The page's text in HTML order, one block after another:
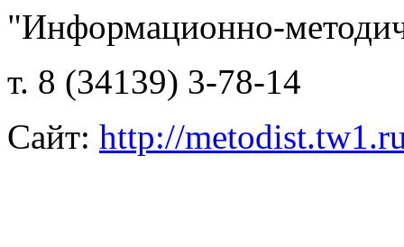
"Информационно-
т. 8 (34139) 3-78-14
Сайт: http://